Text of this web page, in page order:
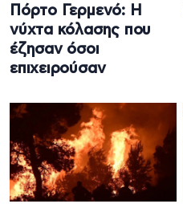
Πόρτο Γερμενό: Η
νύχτα κόλασης που
έζησαν όσοι
επιχειρούσαν